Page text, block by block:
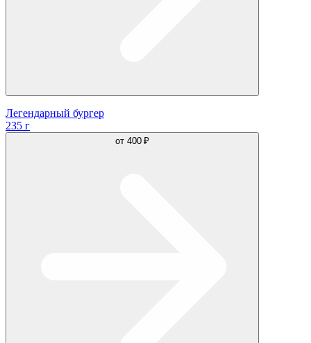
Легендарный бургер
235 г
от 400 ₽